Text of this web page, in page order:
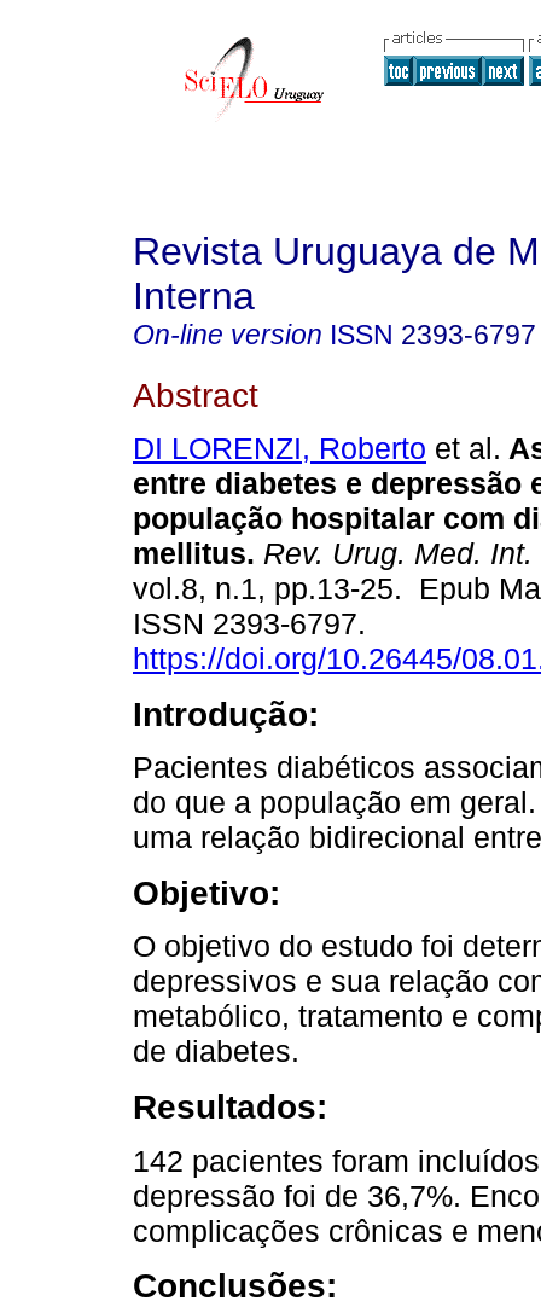
Revista Uruguaya de
Interna
On-line version ISSN 2393-6797
Abstract
DI LORENZI, Roberto et al.
entre diabetes e depressão
população hospitalar com
mellitus. Rev. Urug. Med. Int.
vol.8, n.1, pp.13-25. Epub
ISSN 2393-6797.
https://doi.org/10.26445/
Introdução:
Pacientes diabéticos
do que a população em
uma relação bidirecional
Objetivo:
O objetivo do estudo foi
depressivos e sua relação
metabólico, tratamento e
de diabetes.
Resultados:
142 pacientes foram
depressão foi de 36,7%.
complicações crônicas e
Conclusões: